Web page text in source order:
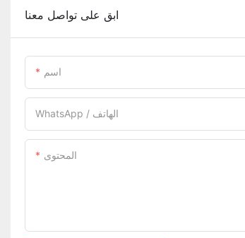
ابق على تواصل معنا
اسم
WhatsApp / الهاتف
المحتوى